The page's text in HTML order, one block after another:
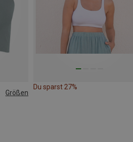
Größen
Du sparst 27%